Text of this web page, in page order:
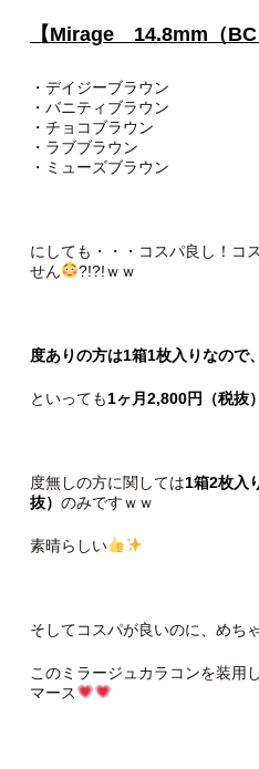
【Mirage 14.8mm（BC
・デイジーブラウン
・バニティブラウン
・チョコブラウン
・ラブブラウン
・ミューズブラウン
にしても・・・コスパ良し！コ
せん
?!?!ｗｗ
度ありの方は1箱1枚入りなので
といっても1ヶ月2,800円（税抜）
度無しの方に関しては1箱2枚入
抜） のみですｗｗ
素晴らしい
そしてコスパが良いのに、めち
このミラージュカラコンを装用
マース